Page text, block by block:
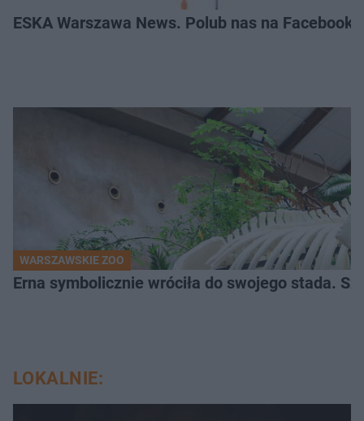
ESKA Warszawa News. Polub nas na
WARSZAWSKIE ZOO
Erna symbolicznie wróciła do swojego stada.
LOKALNIE: